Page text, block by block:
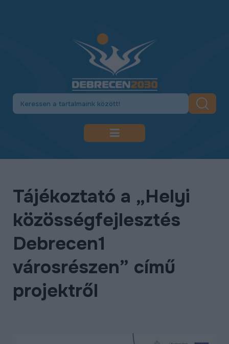
KÖZLEKEDÉSFEJLESZTÉS
KULTÚRA
ÉLETMINŐSÉG
OKTATÁS
ÖSSZES PROJEKT
Tájékoztató a „Helyi
közösségfejlesztés
Debrecen1
városrészen” című
projektről